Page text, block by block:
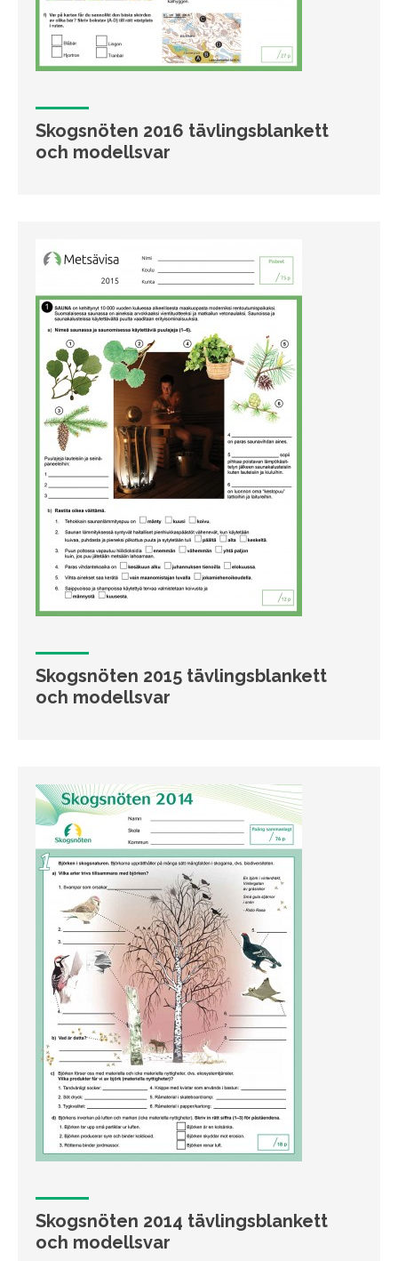
Skogsnöten 2016 tävlingsblankett
och modellsvar
Skogsnöten 2015 tävlingsblankett
och modellsvar
Skogsnöten 2014 tävlingsblankett
och modellsvar